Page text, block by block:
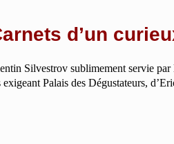
d’un
Silvestrov sublimement servie
Palais des Dégustateurs,